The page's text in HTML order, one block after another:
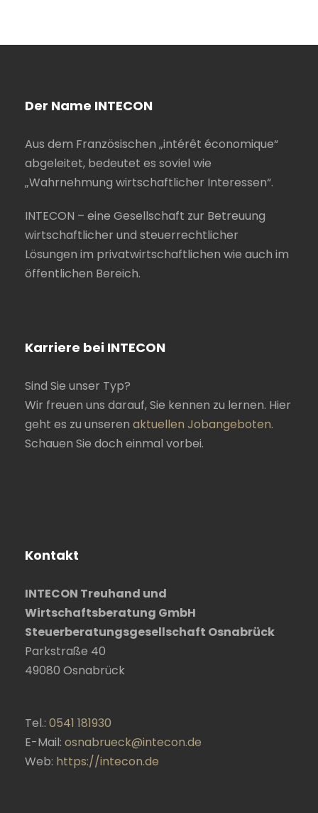
Der Name INTECON
Aus dem Französischen „intérêt économique“
abgeleitet, bedeutet es soviel wie
„Wahrnehmung wirtschaftlicher Interessen“.
INTECON – eine Gesellschaft zur Betreuung
wirtschaftlicher und steuerrechtlicher
Lösungen im privatwirtschaftlichen wie auch im
öffentlichen Bereich.
Karriere bei INTECON
Sind Sie unser Typ?
Wir freuen uns darauf, Sie kennen zu lernen. Hier
geht es zu unseren aktuellen Jobangeboten.
Schauen Sie doch einmal vorbei.
Kontakt
INTECON Treuhand und
Wirtschaftsberatung GmbH
Steuerberatungsgesellschaft Osnabrück
Parkstraße 40
49080 Osnabrück
Tel.: 0541 181930
E-Mail: osnabrueck@intecon.de
Web: https://intecon.de